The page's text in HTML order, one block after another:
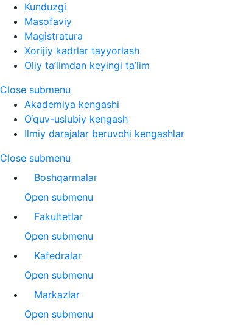
Kunduzgi
Masofaviy
Magistratura
Xorijiy kadrlar tayyorlash
Oliy ta’limdan keyingi ta’lim
Close submenu
Akademiya kengashi
O‘quv-uslubiy kengash
Ilmiy darajalar beruvchi kengashlar
Close submenu
Boshqarmalar
Open submenu
Fakultetlar
Open submenu
Kafedralar
Open submenu
Markazlar
Open submenu